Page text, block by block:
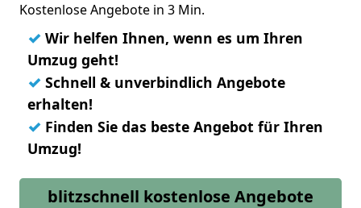
Kostenlose Angebote in 3 Min.
✓ Wir helfen Ihnen, wenn es um Ihren
Umzug geht!
✓ Schnell & unverbindlich Angebote
erhalten!
✓ Finden Sie das beste Angebot für Ihren
Umzug!
blitzschnell kostenlose Angebote